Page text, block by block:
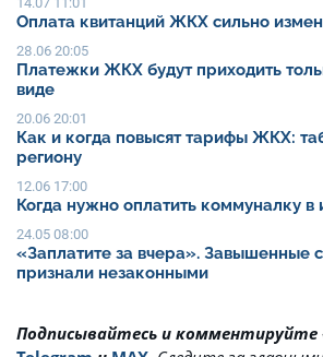
Оплата квитанций ЖКХ сильно
28.06 20:05
Платежки ЖКХ будут приходить
виде
20.06 20:01
Как и когда повысят тарифы ЖКХ:
региону
12.06 17:00
Когда нужно оплатить коммуналку в
24.05 08:00
«Заплатите за вчера». Завышенные
признали незаконными
Подписывайтесь и комментируйте